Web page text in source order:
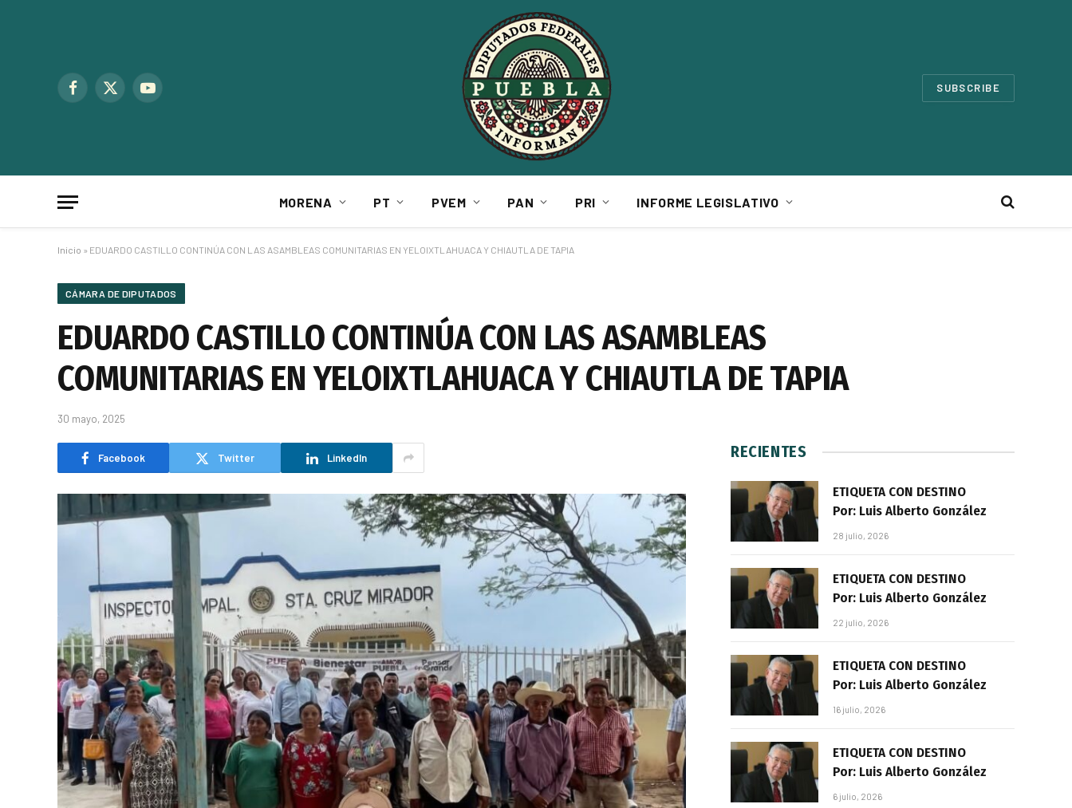
Facebook
X
YouTube SUBSCRIBE
MORENA PT PVEM PAN PRI INFORME LEGISLATIVO
Inicio » EDUARDO CASTILLO CONTINÚA CON LAS ASAMBLEAS COMUNITARIAS EN YELOIXTLAHUACA Y CHIAUTLA DE TAPIA
CÁMARA DE DIPUTADOS
EDUARDO CASTILLO CONTINÚA CON LAS ASAMBLEAS
COMUNITARIAS EN YELOIXTLAHUACA Y CHIAUTLA DE TAPIA
30 mayo, 2025
Facebook Twitter LinkedIn RECIENTES
ETIQUETA CON DESTINO
Por: Luis Alberto González
28 julio, 2026
ETIQUETA CON DESTINO
Por: Luis Alberto González
22 julio, 2026
ETIQUETA CON DESTINO
Por: Luis Alberto González
16 julio, 2026
ETIQUETA CON DESTINO
Por: Luis Alberto González
6 julio, 2026